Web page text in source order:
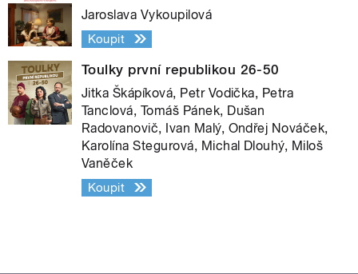
Jaroslava Vykoupilová
Koupit
Toulky první republikou 26-50
Jitka Škápíková, Petr Vodička, Petra
Tanclová, Tomáš Pánek, Dušan
Radovanovič, Ivan Malý, Ondřej Nováček,
Karolína Stegurová, Michal Dlouhý, Miloš
Vaněček
Koupit